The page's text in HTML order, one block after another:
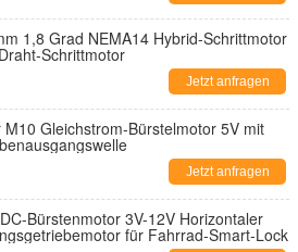
1,8 Grad NEMA14 Hybrid-Schrittmotor
Schrittmotor
Jetzt anfragen
M10 Gleichstrom-Bürstelmotor 5V mit
Jetzt anfragen
Bürstenmotor 3V-12V Horizontaler
für Fahrrad-Smart-Lock